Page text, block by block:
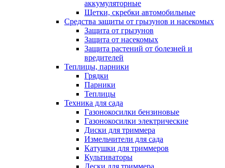
аккумуляторные
Щетки, скребки автомобильные
Средства защиты от грызунов и насекомых
Защита от грызунов
Защита от насекомых
Защита растений от болезней и
вредителей
Теплицы, парники
Грядки
Парники
Теплицы
Техника для сада
Газонокосилки бензиновые
Газонокосилки электрические
Диски для триммера
Измельчители для сада
Катушки для триммеров
Культиваторы
Лески для триммера